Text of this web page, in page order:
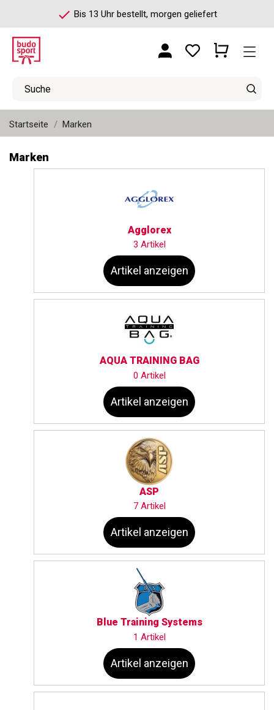
check Bis 13 Uhr bestellt, morgen geliefert
Startseite Marken
Marken
Agglorex
3 Artikel
Artikel anzeigen
AQUA TRAINING BAG
0 Artikel
Artikel anzeigen
ASP
7 Artikel
Artikel anzeigen
Blue Training Systems
1 Artikel
Artikel anzeigen